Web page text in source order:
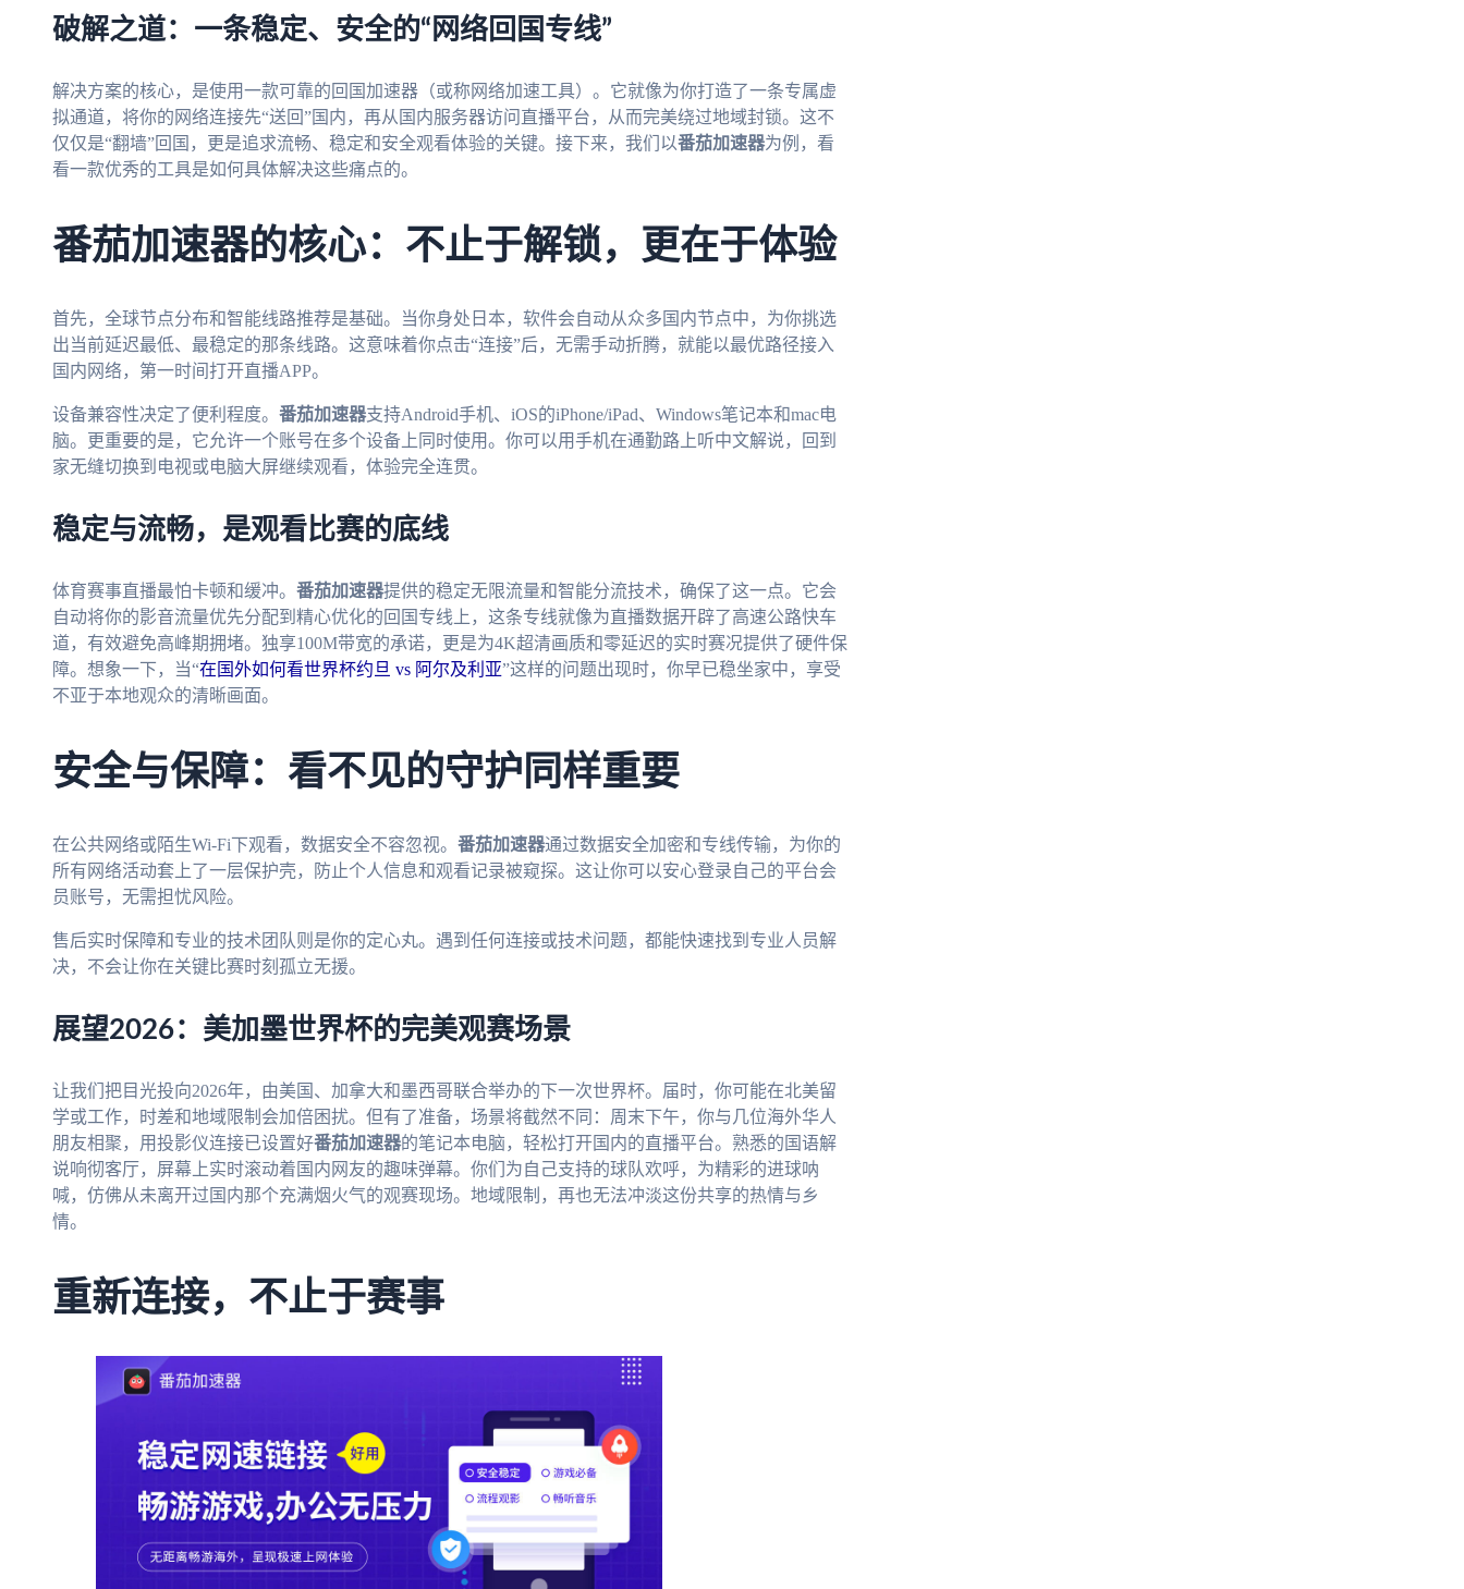
破解之道：一条稳定、安全的“网络回国专线”
解决方案的核心，是使用一款可靠的回国加速器（或称网络加速工具）。它就像为你打造了一条专属虚
拟通道，将你的网络连接先“送回”国内，再从国内服务器访问直播平台，从而完美绕过地域封锁。这不
仅仅是“翻墙”回国，更是追求流畅、稳定和安全观看体验的关键。接下来，我们以番茄加速器为例，看
看一款优秀的工具是如何具体解决这些痛点的。
番茄加速器的核心：不止于解锁，更在于体验
首先，全球节点分布和智能线路推荐是基础。当你身处日本，软件会自动从众多国内节点中，为你挑选
出当前延迟最低、最稳定的那条线路。这意味着你点击“连接”后，无需手动折腾，就能以最优路径接入
国内网络，第一时间打开直播APP。
设备兼容性决定了便利程度。 番茄加速器支持Android手机、iOS的iPhone/iPad、Windows笔记本和mac电
脑。更重要的是，它允许一个账号在多个设备上同时使用。你可以用手机在通勤路上听中文解说，回到
家无缝切换到电视或电脑大屏继续观看，体验完全连贯。
稳定与流畅，是观看比赛的底线
体育赛事直播最怕卡顿和缓冲。 番茄加速器提供的稳定无限流量和智能分流技术，确保了这一点。它会
自动将你的影音流量优先分配到精心优化的回国专线上，这条专线就像为直播数据开辟了高速公路快车
道，有效避免高峰期拥堵。独享100M带宽的承诺，更是为4K超清画质和零延迟的实时赛况提供了硬件保
障。想象一下，当“在国外如何看世界杯约旦 vs 阿尔及利亚”这样的问题出现时，你早已稳坐家中，享受
不亚于本地观众的清晰画面。
安全与保障：看不见的守护同样重要
在公共网络或陌生Wi-Fi下观看，数据安全不容忽视。 番茄加速器通过数据安全加密和专线传输，为你的
所有网络活动套上了一层保护壳，防止个人信息和观看记录被窥探。这让你可以安心登录自己的平台会
员账号，无需担忧风险。
售后实时保障和专业的技术团队则是你的定心丸。遇到任何连接或技术问题，都能快速找到专业人员解
决，不会让你在关键比赛时刻孤立无援。
展望2026：美加墨世界杯的完美观赛场景
让我们把目光投向2026年，由美国、加拿大和墨西哥联合举办的下一次世界杯。届时，你可能在北美留
学或工作，时差和地域限制会加倍困扰。但有了准备，场景将截然不同：周末下午，你与几位海外华人
朋友相聚，用投影仪连接已设置好番茄加速器的笔记本电脑，轻松打开国内的直播平台。熟悉的国语解
说响彻客厅，屏幕上实时滚动着国内网友的趣味弹幕。你们为自己支持的球队欢呼，为精彩的进球呐
喊，仿佛从未离开过国内那个充满烟火气的观赛现场。地域限制，再也无法冲淡这份共享的热情与乡
情。
重新连接，不止于赛事